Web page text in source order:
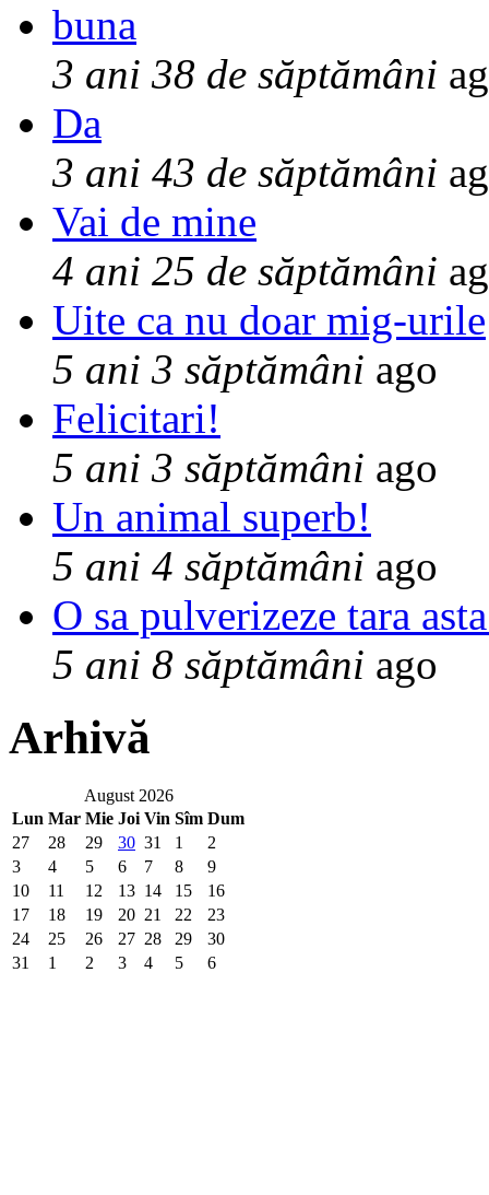
buna
3 ani 38 de săptămâni
Da
3 ani 43 de săptămâni
Vai de mine
4 ani 25 de săptămâni
Uite ca nu doar mig-urile
5 ani 3 săptămâni ago
Felicitari!
5 ani 3 săptămâni ago
Un animal superb!
5 ani 4 săptămâni ago
O sa pulverizeze tara
5 ani 8 săptămâni ago
Arhivă
August 2026
Lun Mar Mie Joi Vin Sîm Dum
27
28 29 30 31 1
2
3
4 5 6 7 8
9
10
11 12 13 14 15
16
17
18 19 20 21 22
23
24
25 26 27 28 29
30
31
1 2 3 4 5 6